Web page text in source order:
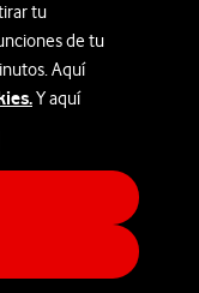
tu
de tu
Aquí
Y aquí